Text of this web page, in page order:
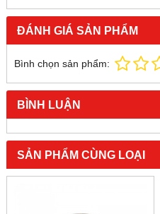
ĐÁNH GIÁ SẢN PHẨM
Bình chọn sản phẩm:
BÌNH LUẬN
SẢN PHẨM CÙNG LOẠI